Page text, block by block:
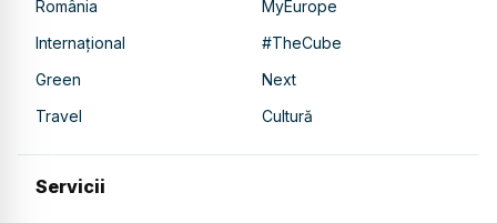
România
MyEurope
Internațional
#TheCube
Green
Next
Travel
Cultură
Servicii